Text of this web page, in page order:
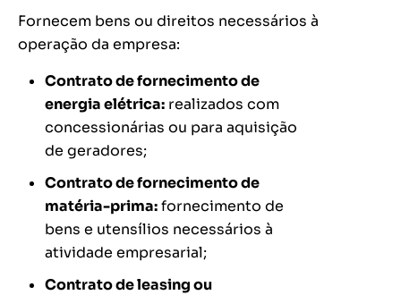
Fornecem bens ou direitos necessários à
operação da empresa:
Contrato de fornecimento de
energia elétrica: realizados com
concessionárias ou para aquisição
de geradores;
Contrato de fornecimento de
matéria-prima:fornecimento de
bens e utensílios necessários à
atividade empresarial;
Contrato de leasing ou